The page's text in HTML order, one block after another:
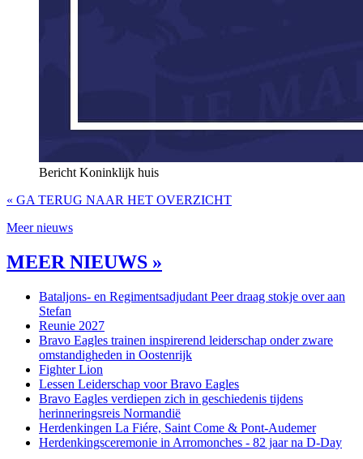
Bericht Koninklijk huis
« GA TERUG NAAR HET OVERZICHT
Meer nieuws
MEER NIEUWS »
Bataljons- en Regimentsadjudant Peer draag stokje over aan
Stefan
Reunie 2027
Bravo Eagles trainen inspirerend leiderschap onder zware
omstandigheden in Oostenrijk
Fighter Lion
Lessen Leiderschap voor Bravo Eagles
Bravo Eagles verdiepen zich in geschiedenis tijdens
herinneringsreis Normandië
Herdenkingen La Fiére, Saint Come & Pont-Audemer
Herdenkingsceremonie in Arromonches - 82 jaar na D-Day